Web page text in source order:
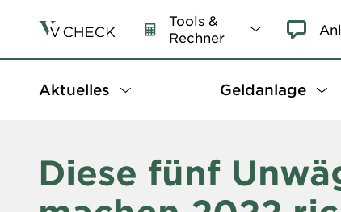
Tools &
Rechner
Aktuelles Geldanlage
Diese fünf